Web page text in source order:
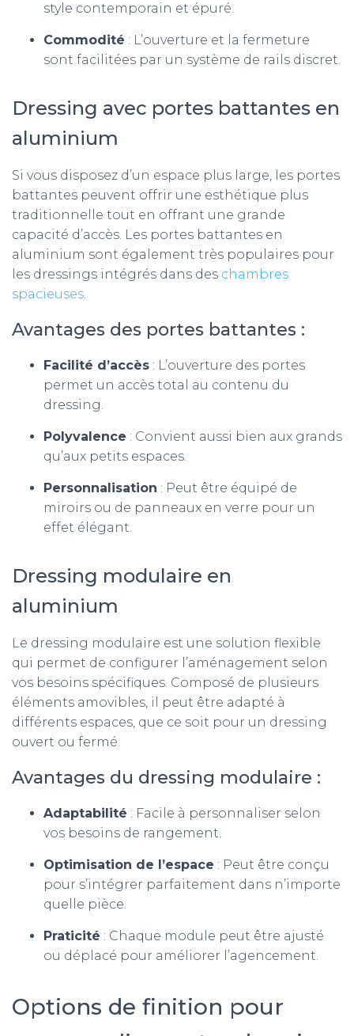
style contemporain et épuré.
Commodité : L’ouverture et la fermeture
sont facilitées par un système de rails discret.
Dressing avec portes battantes en
aluminium
Si vous disposez d’un espace plus large, les portes
battantes peuvent offrir une esthétique plus
traditionnelle tout en offrant une grande
capacité d’accès. Les portes battantes en
aluminium sont également très populaires pour
les dressings intégrés dans des chambres
spacieuses.
Avantages des portes battantes :
Facilité d’accès : L’ouverture des portes
permet un accès total au contenu du
dressing.
Polyvalence : Convient aussi bien aux grands
qu’aux petits espaces.
Personnalisation : Peut être équipé de
miroirs ou de panneaux en verre pour un
effet élégant.
Dressing modulaire en
aluminium
Le dressing modulaire est une solution flexible
qui permet de configurer l’aménagement selon
vos besoins spécifiques. Composé de plusieurs
éléments amovibles, il peut être adapté à
différents espaces, que ce soit pour un dressing
ouvert ou fermé.
Avantages du dressing modulaire :
Adaptabilité : Facile à personnaliser selon
vos besoins de rangement.
Optimisation de l’espace : Peut être conçu
pour s’intégrer parfaitement dans n’importe
quelle pièce.
Praticité : Chaque module peut être ajusté
ou déplacé pour améliorer l’agencement.
Options de finition pour